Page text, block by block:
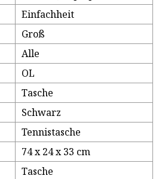
Einfachheit
Groß
Alle
OL
Tasche
Schwarz
Tennistasche
74 x 24 x 33 cm
Tasche